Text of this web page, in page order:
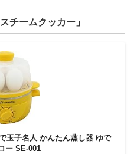
チームクッカー」
玉子名人 かんたん蒸し器 ゆで
ー SE-001